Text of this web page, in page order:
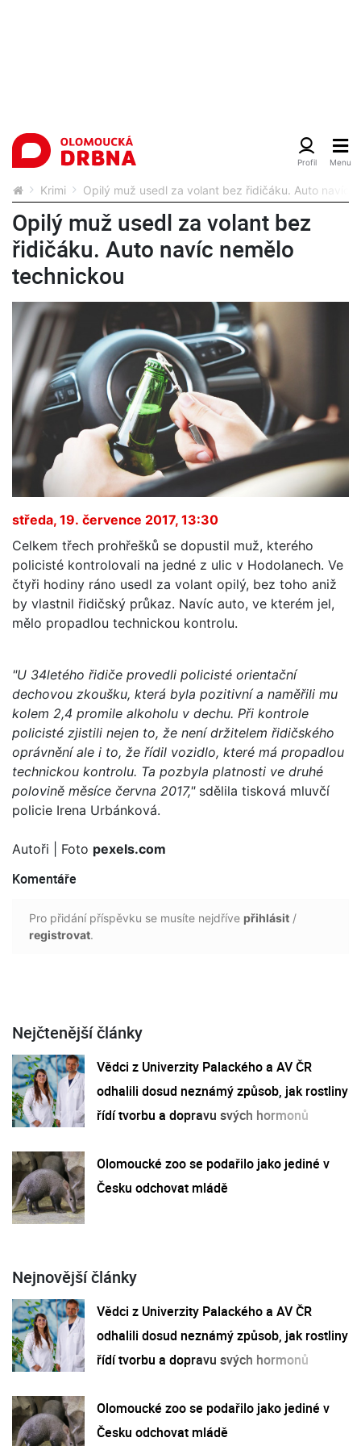
Krimi Opilý muž usedl za volant bez řidičáku. Auto navíc
Opilý muž usedl za volant bez
řidičáku. Auto navíc nemělo
technickou
středa, 19. července 2017, 13:30
Celkem třech prohřešků se dopustil muž, kterého
policisté kontrolovali na jedné z ulic v Hodolanech. Ve
čtyři hodiny ráno usedl za volant opilý, bez toho aniž
by vlastnil řidičský průkaz. Navíc auto, ve kterém jel,
mělo propadlou technickou kontrolu.
"U 34letého řidiče provedli policisté orientační
dechovou zkoušku, která byla pozitivní a naměřili mu
kolem 2,4 promile alkoholu v dechu. Při kontrole
policisté zjistili nejen to, že není držitelem řidičského
oprávnění ale i to, že řídil vozidlo, které má propadlou
technickou kontrolu. Ta pozbyla platnosti ve druhé
polovině měsíce června 2017,"sdělila tisková mluvčí
policie Irena Urbánková.
Autoři | Foto pexels.com
Komentáře
Pro přidání příspěvku se musíte nejdříve přihlásit /
registrovat.
Nejčtenější články
Vědci z Univerzity Palackého a AV ČR
odhalili dosud neznámý způsob, jak rostliny
řídí tvorbu a dopravu svých hormonů
Olomoucké zoo se podařilo jako jediné v
Česku odchovat mládě
Nejnovější články
Vědci z Univerzity Palackého a AV ČR
odhalili dosud neznámý způsob, jak rostliny
řídí tvorbu a dopravu svých hormonů
Olomoucké zoo se podařilo jako jediné v
Česku odchovat mládě